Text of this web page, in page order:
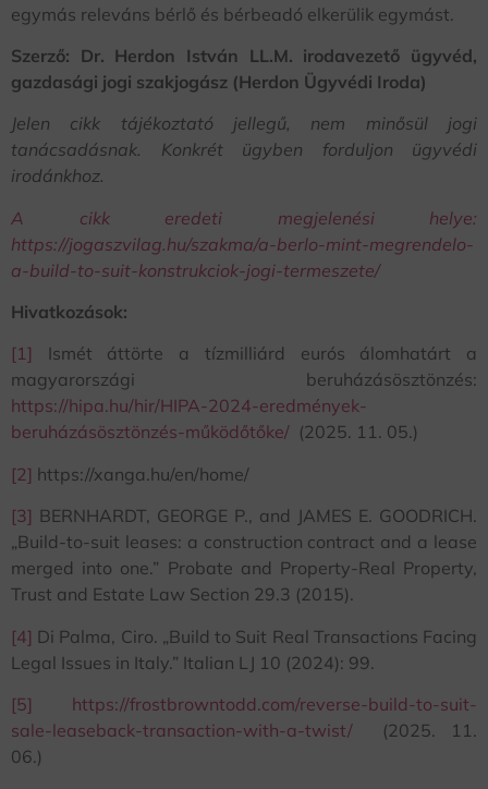
egymás releváns bérlő és bérbeadó elkerülik egymást.
Szerző: Dr. Herdon István LL.M. irodavezető ügyvéd,
gazdasági jogi szakjogász (Herdon Ügyvédi Iroda)
Jelen cikk tájékoztató jellegű, nem minősül jogi
tanácsadásnak. Konkrét ügyben forduljon ügyvédi
irodánkhoz.
A cikk eredeti megjelenési helye:
https://jogaszvilag.hu/szakma/a-berlo-mint-megrendelo-
a-build-to-suit-konstrukciok-jogi-termeszete/
Hivatkozások:
[1] Ismét áttörte a tízmilliárd eurós álomhatárt a
magyarországi beruházásösztönzés:
https://hipa.hu/hir/HIPA-2024-eredmények-
beruházásösztönzés-működőtőke/ (2025. 11. 05.)
[2] https://xanga.hu/en/home/
[3] BERNHARDT, GEORGE P., and JAMES E. GOODRICH.
„Build-to-suit leases: a construction contract and a lease
merged into one.” Probate and Property-Real Property,
Trust and Estate Law Section 29.3 (2015).
[4] Di Palma, Ciro. „Build to Suit Real Transactions Facing
Legal Issues in Italy.” Italian LJ 10 (2024): 99.
[5]
https://frostbrowntodd.com/reverse-build-to-suit-
sale-leaseback-transaction-with-a-twist/ (2025. 11.
06.)